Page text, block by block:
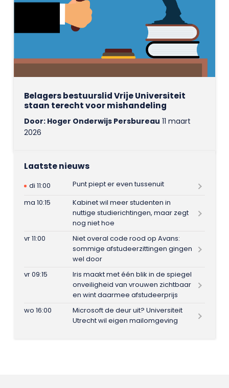
Belagers bestuurslid Vrije Universiteit
staan terecht voor mishandeling
Door: Hoger Onderwijs Persbureau 11 maart
2026
Laatste nieuws
di 11:00
Punt piept er even tussenuit
ma 10:15
Kabinet wil meer studenten in
nuttige studierichtingen, maar zegt
nog niet hoe
vr 11:00
Niet overal code rood op Avans:
sommige afstudeerzittingen gingen
wel door
vr 09:15
Iris maakt met één blik in de spiegel
onveiligheid van vrouwen zichtbaar
en wint daarmee afstudeerprijs
wo 16:00
Microsoft de deur uit? Universiteit
Utrecht wil eigen mailomgeving